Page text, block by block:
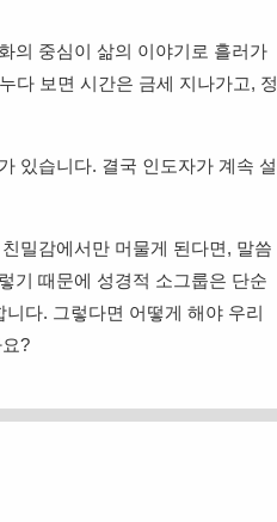
의 중심이 삶의 이야기로 흘러가
다 보면 시간은 금세 지나가고, 정
있습니다. 결국 인도자가 계속 설
밀감에서만 머물게 된다면, 말씀
기 때문에 성경적 소그룹은 단순
다. 그렇다면 어떻게 해야 우리
?